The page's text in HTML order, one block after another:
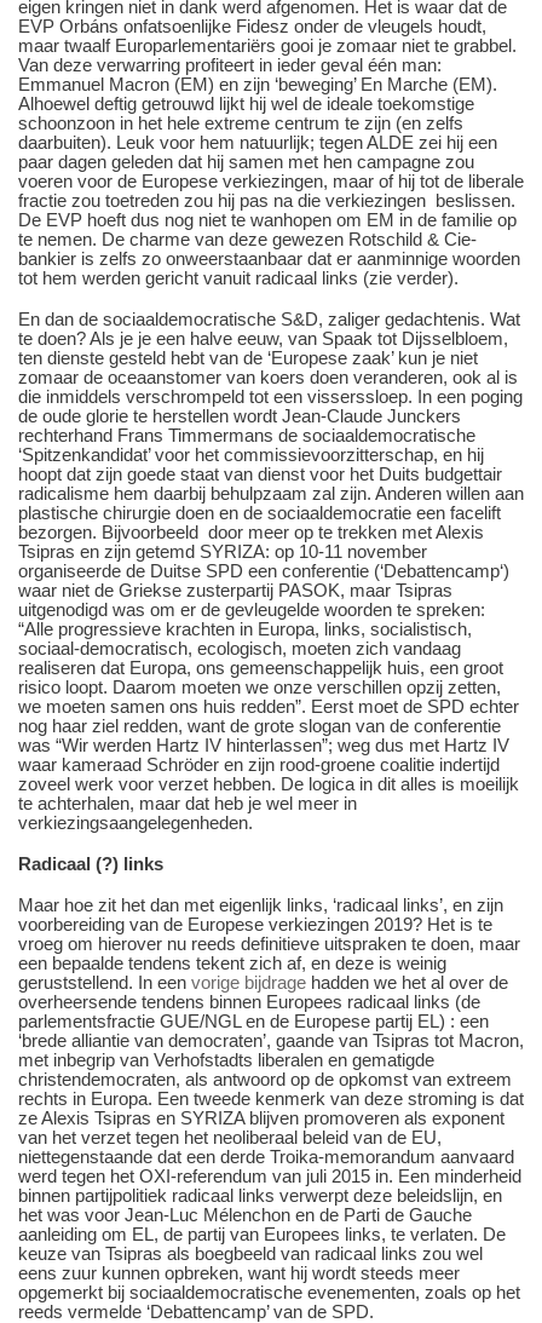
eigen kringen niet in dank werd afgenomen. Het is waar dat de
EVP Orbáns onfatsoenlijke Fidesz onder de vleugels houdt,
maar twaalf Europarlementariërs gooi je zomaar niet te grabbel.
Van deze verwarring profiteert in ieder geval één man:
Emmanuel Macron (EM) en zijn ‘beweging’ En Marche (EM).
Alhoewel deftig getrouwd lijkt hij wel de ideale toekomstige
schoonzoon in het hele extreme centrum te zijn (en zelfs
daarbuiten). Leuk voor hem natuurlijk; tegen ALDE zei hij een
paar dagen geleden dat hij samen met hen campagne zou
voeren voor de Europese verkiezingen, maar of hij tot de liberale
fractie zou toetreden zou hij pas na die verkiezingen beslissen.
De EVP hoeft dus nog niet te wanhopen om EM in de familie op
te nemen. De charme van deze gewezen Rotschild & Cie-
bankier is zelfs zo onweerstaanbaar dat er aanminnige woorden
tot hem werden gericht vanuit radicaal links (zie verder).
En dan de sociaaldemocratische S&D, zaliger gedachtenis. Wat
te doen? Als je je een halve eeuw, van Spaak tot Dijsselbloem,
ten dienste gesteld hebt van de ‘Europese zaak’ kun je niet
zomaar de oceaanstomer van koers doen veranderen, ook al is
die inmiddels verschrompeld tot een visserssloep. In een poging
de oude glorie te herstellen wordt Jean-Claude Junckers
rechterhand Frans Timmermans de sociaaldemocratische
‘Spitzenkandidat’ voor het commissievoorzitterschap, en hij
hoopt dat zijn goede staat van dienst voor het Duits budgettair
radicalisme hem daarbij behulpzaam zal zijn. Anderen willen aan
plastische chirurgie doen en de sociaaldemocratie een facelift
bezorgen. Bijvoorbeeld door meer op te trekken met Alexis
Tsipras en zijn getemd SYRIZA: op 10-11 november
organiseerde de Duitse SPD een conferentie (‘Debattencamp‘)
waar niet de Griekse zusterpartij PASOK, maar Tsipras
uitgenodigd was om er de gevleugelde woorden te spreken:
“Alle progressieve krachten in Europa, links, socialistisch,
sociaal-democratisch, ecologisch, moeten zich vandaag
realiseren dat Europa, ons gemeenschappelijk huis, een groot
risico loopt. Daarom moeten we onze verschillen opzij zetten,
we moeten samen ons huis redden”. Eerst moet de SPD echter
nog haar ziel redden, want de grote slogan van de conferentie
was “Wir werden Hartz IV hinterlassen”; weg dus met Hartz IV
waar kameraad Schröder en zijn rood-groene coalitie indertijd
zoveel werk voor verzet hebben. De logica in dit alles is moeilijk
te achterhalen, maar dat heb je wel meer in
verkiezingsaangelegenheden.
Radicaal (?) links
Maar hoe zit het dan met eigenlijk links, ‘radicaal links’, en zijn
voorbereiding van de Europese verkiezingen 2019? Het is te
vroeg om hierover nu reeds definitieve uitspraken te doen, maar
een bepaalde tendens tekent zich af, en deze is weinig
geruststellend. In een vorige bijdrage hadden we het al over de
overheersende tendens binnen Europees radicaal links (de
parlementsfractie GUE/NGL en de Europese partij EL) : een
‘brede alliantie van democraten’, gaande van Tsipras tot Macron,
met inbegrip van Verhofstadts liberalen en gematigde
christendemocraten, als antwoord op de opkomst van extreem
rechts in Europa. Een tweede kenmerk van deze stroming is dat
ze Alexis Tsipras en SYRIZA blijven promoveren als exponent
van het verzet tegen het neoliberaal beleid van de EU,
niettegenstaande dat een derde Troika-memorandum aanvaard
werd tegen het OXI-referendum van juli 2015 in. Een minderheid
binnen partijpolitiek radicaal links verwerpt deze beleidslijn, en
het was voor Jean-Luc Mélenchon en de Parti de Gauche
aanleiding om EL, de partij van Europees links, te verlaten. De
keuze van Tsipras als boegbeeld van radicaal links zou wel
eens zuur kunnen opbreken, want hij wordt steeds meer
opgemerkt bij sociaaldemocratische evenementen, zoals op het
reeds vermelde ‘Debattencamp’ van de SPD.